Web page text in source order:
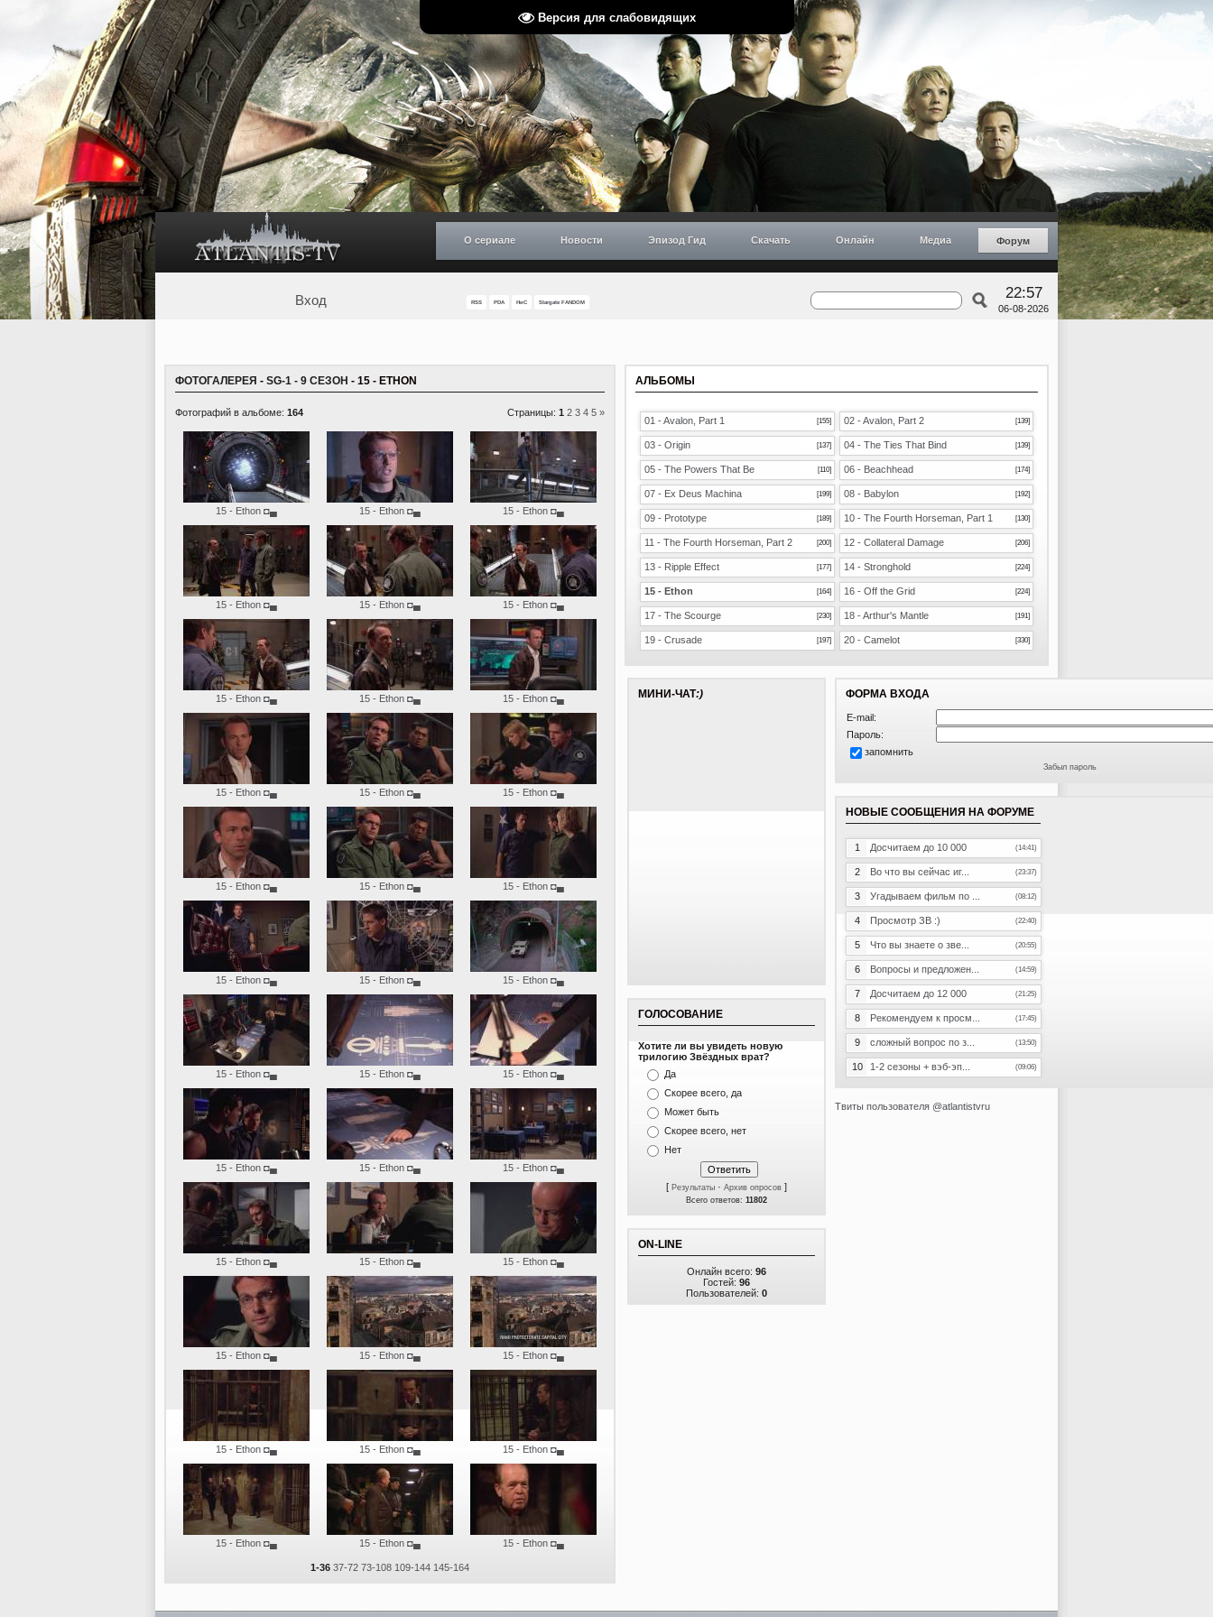
Версия для слабовидящих
О сериале Новости Эпизод Гид Скачать Онлайн Медиа Форум
Вход RSS PDA НиС Stargate FANDOM
22:57
06-08-2026
ФОТОГАЛЕРЕЯ - SG-1 - 9 СЕЗОН - 15 - ETHON
Фотографий в альбоме: 164 Страницы: 1 2 3 4 5 »
15 - Ethon ◘▄ 15 - Ethon ◘▄ 15 - Ethon ◘▄
15 - Ethon ◘▄ 15 - Ethon ◘▄ 15 - Ethon ◘▄
15 - Ethon ◘▄ 15 - Ethon ◘▄ 15 - Ethon ◘▄
15 - Ethon ◘▄ 15 - Ethon ◘▄ 15 - Ethon ◘▄
15 - Ethon ◘▄ 15 - Ethon ◘▄ 15 - Ethon ◘▄
15 - Ethon ◘▄ 15 - Ethon ◘▄ 15 - Ethon ◘▄
15 - Ethon ◘▄ 15 - Ethon ◘▄ 15 - Ethon ◘▄
15 - Ethon ◘▄ 15 - Ethon ◘▄ 15 - Ethon ◘▄
15 - Ethon ◘▄ 15 - Ethon ◘▄ 15 - Ethon ◘▄
15 - Ethon ◘▄ 15 - Ethon ◘▄ 15 - Ethon ◘▄
15 - Ethon ◘▄ 15 - Ethon ◘▄ 15 - Ethon ◘▄
15 - Ethon ◘▄ 15 - Ethon ◘▄ 15 - Ethon ◘▄
1-36 37-72 73-108 109-144 145-164
АЛЬБОМЫ
01 - Avalon, Part 1 [155] 02 - Avalon, Part 2 [139]
03 - Origin [137] 04 - The Ties That Bind [139]
05 - The Powers That Be [110] 06 - Beachhead [174]
07 - Ex Deus Machina [199] 08 - Babylon [192]
09 - Prototype [189] 10 - The Fourth Horseman, Part 1 [130]
11 - The Fourth Horseman, Part 2 [200] 12 - Collateral Damage [206]
13 - Ripple Effect [177] 14 - Stronghold [224]
15 - Ethon [164] 16 - Off the Grid [224]
17 - The Scourge [230] 18 - Arthur's Mantle [191]
19 - Crusade [197] 20 - Camelot [330]
МИНИ-ЧАТ:)
ГОЛОСОВАНИЕ
Хотите ли вы увидеть новую
трилогию Звёздных врат?
Да
Скорее всего, да
Может быть
Скорее всего, нет
Нет
[ Результаты · Архив опросов ]
Всего ответов: 11802
ON-LINE
Онлайн всего: 96
Гостей: 96
Пользователей: 0
ФОРМА ВХОДА
E-mail:
Пароль:
запомнить
Забыл пароль
НОВЫЕ СООБЩЕНИЯ НА ФОРУМЕ
1 Досчитаем до 10 000 (14:41)
2 Во что вы сейчас иг... (23:37)
3 Угадываем фильм по ... (08:12)
4 Просмотр ЗВ :) (22:40)
5 Что вы знаете о зве... (20:55)
6 Вопросы и предложен... (14:59)
7 Досчитаем до 12 000 (21:25)
8 Рекомендуем к просм... (17:45)
9 сложный вопрос по з... (13:50)
10 1-2 сезоны + вэб-эп... (09:06)
Твиты пользователя @atlantistvru